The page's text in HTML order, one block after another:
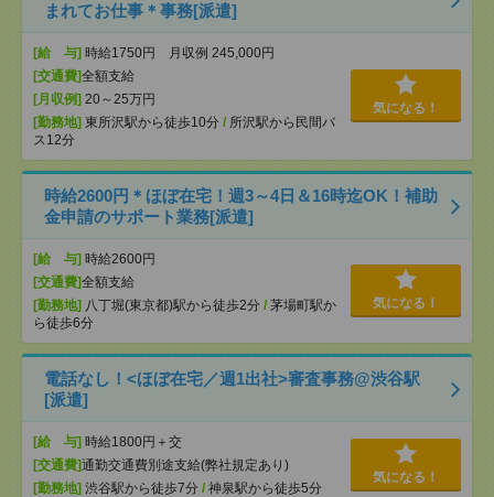
まれてお仕事＊事務[派遣]
[給 与] 時給1750円 月収例 245,000円
[交通費]全額支給
[月収例] 20～25万円
[勤務地] 東所沢駅から徒歩10分 / 所沢駅から民間バ
ス12分
気になる！
時給2600円＊ほぼ在宅！週3～4日＆16時迄OK！補助
金申請のサポート業務[派遣]
[給 与] 時給2600円
[交通費]全額支給
[勤務地] 八丁堀(東京都)駅から徒歩2分 / 茅場町駅か
ら徒歩6分
気になる！
電話なし！<ほぼ在宅／週1出社>審査事務@渋谷駅
[派遣]
[給 与] 時給1800円＋交
[交通費]通勤交通費別途支給(弊社規定あり)
[勤務地] 渋谷駅から徒歩7分 / 神泉駅から徒歩5分
気になる！